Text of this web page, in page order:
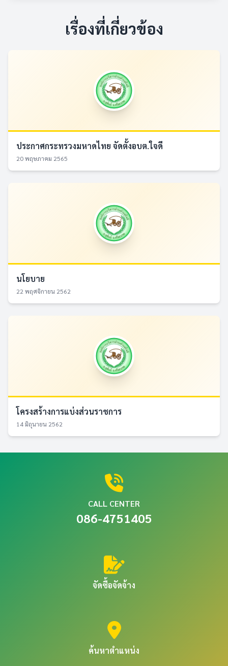
เรื่องที่เกี่ยวข้อง
ประกาศกระทรวงมหาดไทย จัดตั้งอบต.ใจดี
20 พฤษภาคม 2565
นโยบาย
22 พฤศจิกายน 2562
โครงสร้างการแบ่งส่วนราชการ
14 มิถุนายน 2562
CALL CENTER
086-4751405
จัดซื้อจัดจ้าง
ค้นหาตำแหน่ง